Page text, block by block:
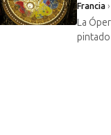
Francia ›
La
pintado